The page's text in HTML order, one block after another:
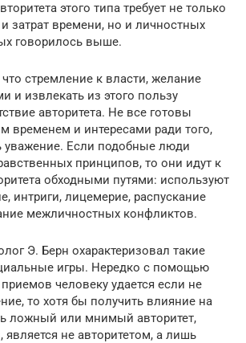
этого типа требует не только
затрат времени, но и личностных
говорилось выше.
стремление к власти, желание
и извлекать из этого пользу
авторитета. Не все готовы
временем и интересами ради того,
уважение. Если подобные люди
принципов, то они идут к
обходными путями: используют
интриги, лицемерие, распускание
межличностных конфликтов.
Э. Берн охарактеризовал такие
игры. Нередко с помощью
человеку удается если не
то хотя бы получить влияние на
ложный или мнимый авторитет,
является не авторитетом, а лишь